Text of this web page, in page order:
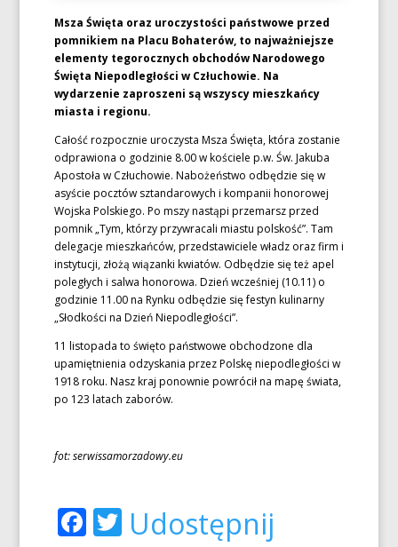
Msza Święta oraz uroczystości państwowe przed
pomnikiem na Placu Bohaterów, to najważniejsze
elementy tegorocznych obchodów Narodowego
Święta Niepodległości w Człuchowie. Na
wydarzenie zaproszeni są wszyscy mieszkańcy
miasta i regionu.
Całość rozpocznie uroczysta Msza Święta, która zostanie
odprawiona o godzinie 8.00 w kościele p.w. Św. Jakuba
Apostoła w Człuchowie. Nabożeństwo odbędzie się w
asyście pocztów sztandarowych i kompanii honorowej
Wojska Polskiego. Po mszy nastąpi przemarsz przed
pomnik „Tym, którzy przywracali miastu polskość”. Tam
delegacje mieszkańców, przedstawiciele władz oraz firm i
instytucji, złożą wiązanki kwiatów. Odbędzie się też apel
poległych i salwa honorowa. Dzień wcześniej (10.11) o
godzinie 11.00 na Rynku odbędzie się festyn kulinarny
„Słodkości na Dzień Niepodległości”.
11 listopada to święto państwowe obchodzone dla
upamiętnienia odzyskania przez Polskę niepodległości w
1918 roku. Nasz kraj ponownie powrócił na mapę świata,
po 123 latach zaborów.
fot: serwissamorzadowy.eu
Facebook
Twitter
Udostępnij